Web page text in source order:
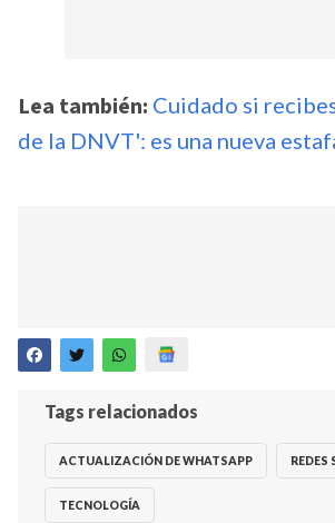
Lea también: Cuidado si
de la DNVT': es una nueva
Tags relacionados
ACTUALIZACIÓN DE WHATSAPP REDES
TECNOLOGÍA